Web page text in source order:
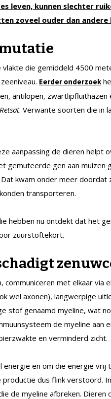
leven, kunnen slechter
zoveel ouder dan andere
die gemiddeld 4500
Eerder onderzoek
antilopen,
Retsat. Verwante soorten die in
aanpassing de dieren helpt
gemuteerde gen aan muizen
kwam onder meer doordat
transporteren.
hebben nu ontdekt dat het
zuurstoftekort.
communiceren met elkaar via
wel axonen), langwerpige
stof genaamd myeline, wat
de myeline aan
en verminderd zicht.
en om die energie vrij
dus flink verstoord.
de myeline afbreken.